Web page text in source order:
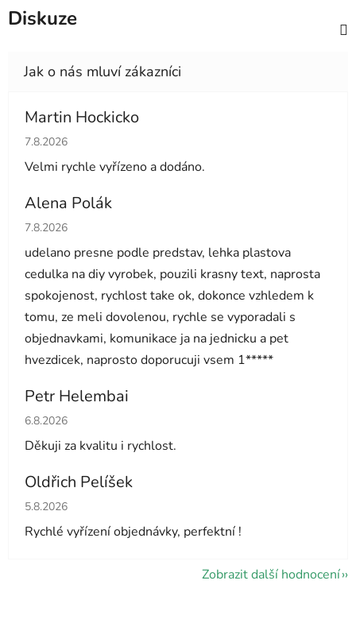
Diskuze
Martin Hockicko
Hodnocení obchodu je 5 z 5 hvězdiček.
7.8.2026
Velmi rychle vyřízeno a dodáno.
Alena Polák
Hodnocení obchodu je 5 z 5 hvězdiček.
7.8.2026
udelano presne podle predstav, lehka plastova
cedulka na diy vyrobek, pouzili krasny text, naprosta
spokojenost, rychlost take ok, dokonce vzhledem k
tomu, ze meli dovolenou, rychle se vyporadali s
objednavkami, komunikace ja na jednicku a pet
hvezdicek, naprosto doporucuji vsem 1*****
Petr Helembai
Hodnocení obchodu je 5 z 5 hvězdiček.
6.8.2026
Děkuji za kvalitu i rychlost.
Oldřich Pelíšek
Hodnocení obchodu je 5 z 5 hvězdiček.
5.8.2026
Rychlé vyřízení objednávky, perfektní !
Zobrazit další hodnocení